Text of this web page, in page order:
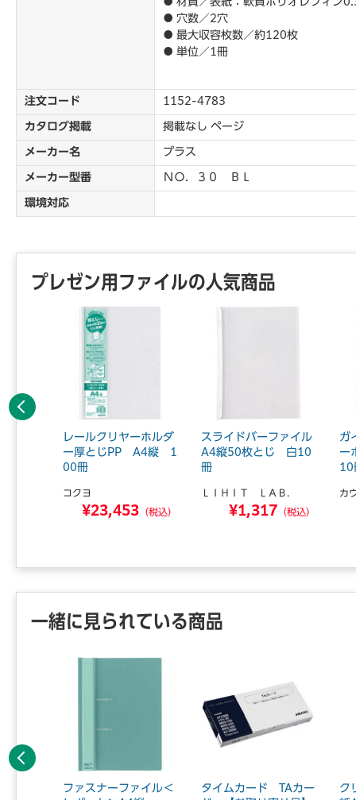
● 穴数／2穴
● 最大収容枚数／約120枚
● 単位／1冊
注文コード 1152-4783
カタログ掲載 掲載なし ページ
メーカー名 プラス
メーカー型番 ＮＯ．３０ ＢＬ
環境対応
プレゼン用ファイルの人気商品
レールクリヤーホルダ
ー厚とじPP A4縦 1
00冊
コクヨ
¥23,453 （税込）
スライドバーファイル
A4縦50枚とじ 白10
冊
ＬＩＨＩＴ ＬＡＢ．
¥1,317 （税込）
ガ
ー
10
カ
前へ
一緒に見られている商品
ファスナーファイル＜
タイムカード TAカー
ク
前へ